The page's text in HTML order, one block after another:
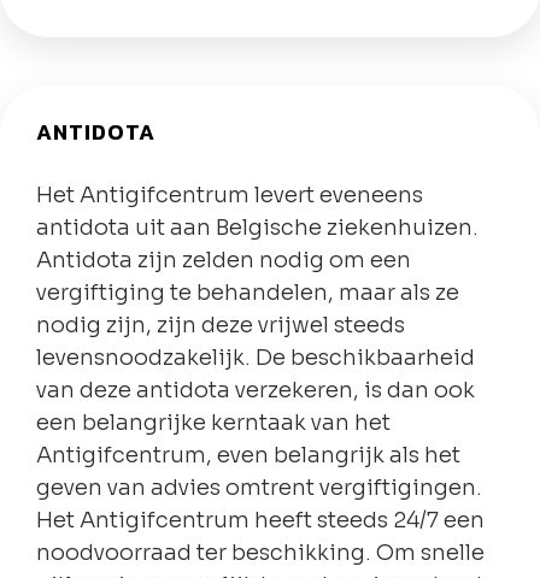
ANTIDOTA
Het Antigifcentrum levert eveneens
antidota uit aan Belgische ziekenhuizen.
Antidota zijn zelden nodig om een
vergiftiging te behandelen, maar als ze
nodig zijn, zijn deze vrijwel steeds
levensnoodzakelijk. De beschikbaarheid
van deze antidota verzekeren, is dan ook
een belangrijke kerntaak van het
Antigifcentrum, even belangrijk als het
geven van advies omtrent vergiftigingen.
Het Antigifcentrum heeft steeds 24/7 een
noodvoorraad ter beschikking. Om snelle